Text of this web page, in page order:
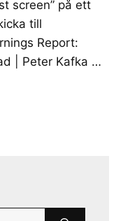
screen” på ett
till
Report:
| Peter Kafka …